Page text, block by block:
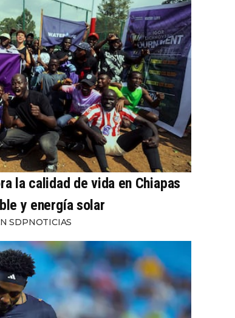
la calidad de vida en Chiapas
y energía solar
SDPNOTICIAS